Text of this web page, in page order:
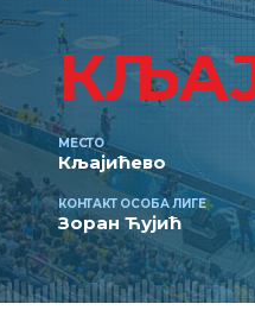
МЕСТО
Кљајићево
КОНТАКТ ОСОБА ЛИГЕ
Зоран Ћујић